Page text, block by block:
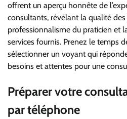
offrent un aperçu honnête de
consultants, révélant la qualité
professionnalisme du praticien et
services fournis. Prenez le temps
sélectionner un voyant qui
besoins et attentes pour une
Préparer votre
par téléphone